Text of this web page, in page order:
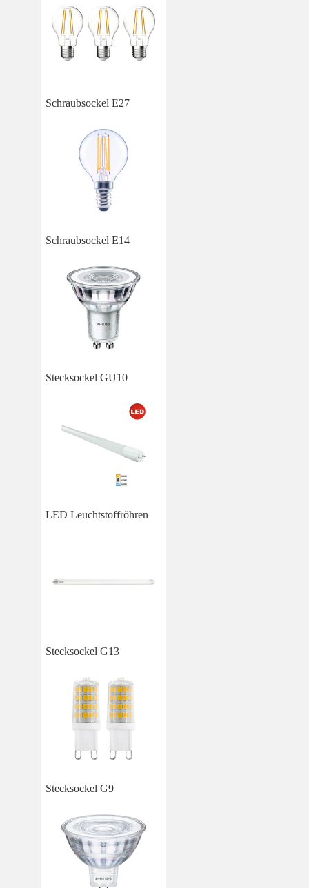
Schraubsockel E27
Schraubsockel E14
Stecksockel GU10
LED Leuchtstoffröhren
Stecksockel G13
Stecksockel G9